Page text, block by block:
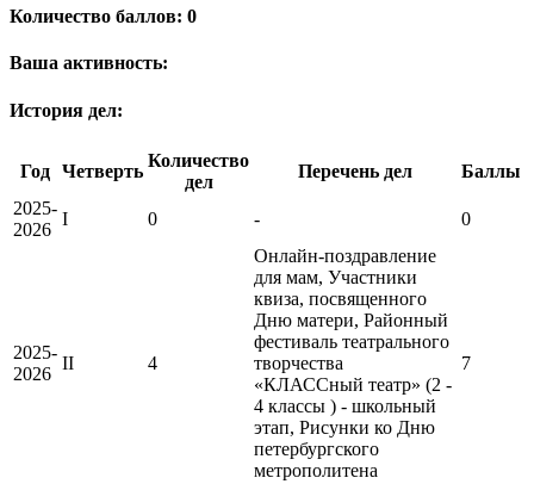
Количество баллов: 0
Ваша активность:
История дел:
Год Четверть
Количество
дел
Перечень дел
Баллы
2025-
2026
I 0 - 0
2025-
2026
II 4
Онлайн-поздравление
для мам, Участники
квиза, посвященного
Дню матери, Районный
фестиваль театрального
творчества
«КЛАССный театр» (2 -
4 классы ) - школьный
этап, Рисунки ко Дню
петербургского
метрополитена
7